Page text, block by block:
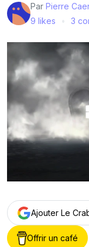
Par Pierre
9 likes
3
Ajouter Le
Offrir un café